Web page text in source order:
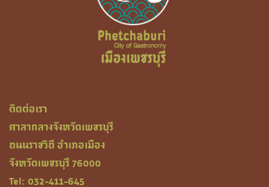
ติดต่อเรา
ศาลากลางจังหวัดเพชรบุรี
ถนนราชวิถี อำเภอเมือง
จังหวัดเพชรบุรี 76000
Tel: 032-411-645